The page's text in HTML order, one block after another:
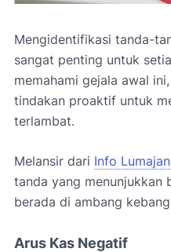
Mengidentifikasi tanda-
sangat penting untuk
memahami gejala awal
tindakan proaktif untuk
terlambat.
Melansir dari Info
tanda yang menunjukkan
berada di ambang
Arus Kas Negatif